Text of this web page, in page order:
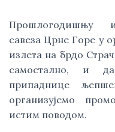
Прошлогодишњу
савеза Црне Горе у
излета на брдо
самостално, и
припаднице
организујемо
истим поводом.